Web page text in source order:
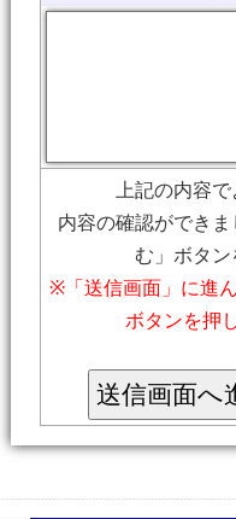
上記の内容
内容の確認ができ
む」ボタン
※「送信画面」に進
ボタンを押